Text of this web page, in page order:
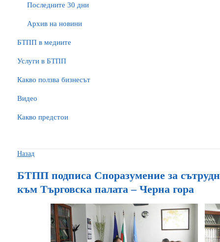
Последните 30 дни
Архив на новини
БTПП в медиите
Услуги в БТПП
Какво ползва бизнесът
Видео
Какво предстои
Назад
БТПП подписа Споразумение за
към Търговска палата – Черна гора